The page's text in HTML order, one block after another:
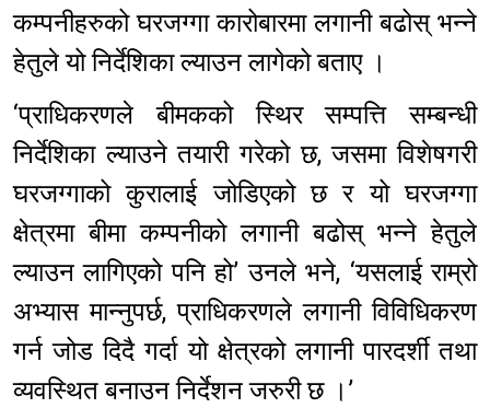
कम्पनीहरुको घरजग्गा कारोबारमा लगानी बढोस् भन्ने
हेतुले यो निर्देशिका ल्याउन लागेको बताए ।
‘प्राधिकरणले बीमकको स्थिर सम्पत्ति सम्बन्धी
निर्देशिका ल्याउने तयारी गरेको छ, जसमा विशेषगरी
घरजग्गाको कुरालाई जोडिएको छ र यो घरजग्गा
क्षेत्रमा बीमा कम्पनीको लगानी बढोस् भन्ने हेतुले
ल्याउन लागिएको पनि हो’ उनले भने, ‘यसलाई राम्रो
अभ्यास मान्नुपर्छ, प्राधिकरणले लगानी विविधिकरण
गर्न जोड दिदै गर्दा यो क्षेत्रको लगानी पारदर्शी तथा
व्यवस्थित बनाउन निर्देशन जरुरी छ ।’